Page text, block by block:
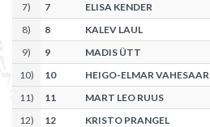
7) 7 ELISA KENDER
8) 8 KALEV LAUL
9) 9 MADIS ÜTT
10) 10 HEIGO-ELMAR VAHESAAR
11) 11 MART LEO RUUS
12) 12 KRISTO PRANGEL